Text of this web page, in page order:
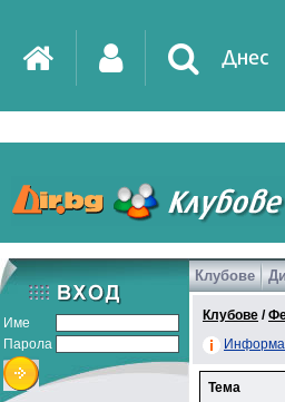
Днес
Име
Парола
Клубове
Клубове /
Тема